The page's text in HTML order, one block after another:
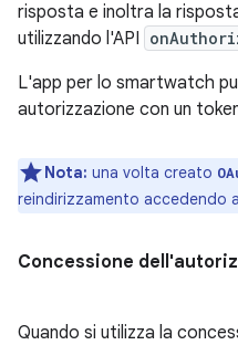
risposta e inoltra la
utilizzando l'API
L'app per lo smartwatch
autorizzazione con un
Nota: una volta creato
reindirizzamento accedendo a
Concessione
Quando si utilizza la